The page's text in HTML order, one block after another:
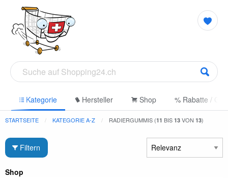
Kategorie Hersteller Shop % Rabatte /
STARTSEITE KATEGORIE A-Z RADIERGUMMIS (11 BIS 13 VON 13)
Filtern
Shop